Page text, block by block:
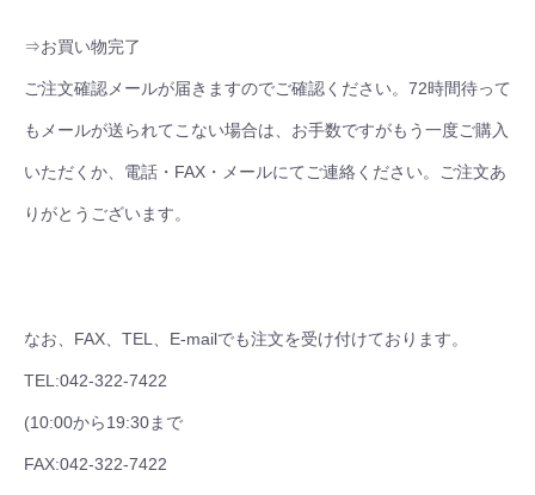
⇒お買い物完了
ご注文確認メールが届きますのでご確認ください。72時間待って
もメールが送られてこない場合は、お手数ですがもう一度ご購入
いただくか、電話・FAX・メールにてご連絡ください。ご注文あ
りがとうございます。
なお、FAX、TEL、E-mailでも注文を受け付けております。
TEL:042-322-7422
(10:00から19:30まで
FAX:042-322-7422